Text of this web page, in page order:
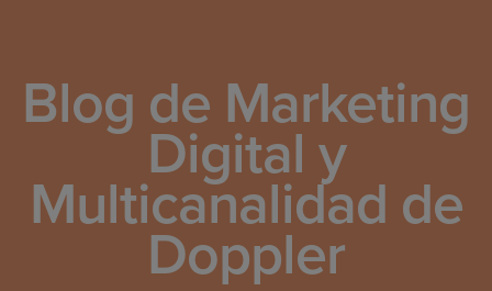
Blog de Marketing
Digital y
Multicanalidad de
Doppler